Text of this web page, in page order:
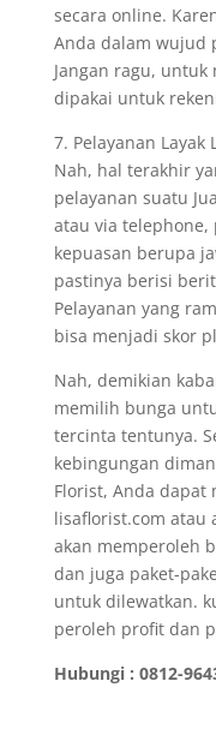
secara online.
Anda dalam wujud
Jangan ragu, untuk
dipakai untuk
7. Pelayanan Layak
Nah, hal terakhir
pelayanan suatu
atau via telephone,
kepuasan berupa
pastinya berisi
Pelayanan yang
bisa menjadi skor
Nah, demikian
memilih bunga
tercinta tentunya.
kebingungan
Florist, Anda
lisaflorist.com atau
akan memperoleh
dan juga paket-
untuk dilewatkan.
peroleh profit dan
Hubungi : 0812-